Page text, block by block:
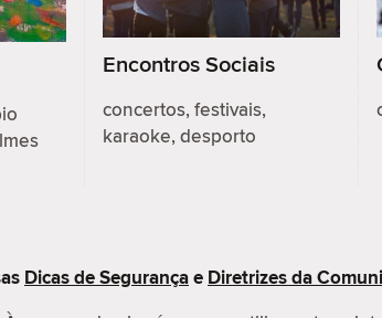
Encontros Sociais
concertos, festivais,
karaoke, desporto
Dicas de Segurançae Diretrizes da